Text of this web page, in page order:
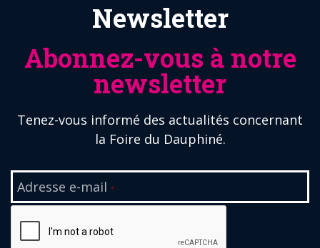
Newsletter
Abonnez-vous à notre
newsletter
Tenez-vous informé des actualités concernant
la Foire du Dauphiné.
Adresse e-mail *